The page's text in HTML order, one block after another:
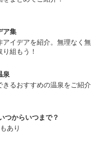
ア集
イデアを紹介。無理なく無
組もう！
泉
るおすすめの温泉をご紹介
つからいつまで？
あり